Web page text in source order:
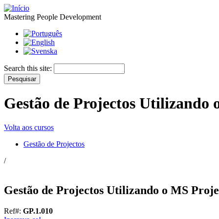
Mastering People Development
Search this site:
Gestão de Projectos Utilizando
Volta aos cursos
Gestão de Projectos
/
Gestão de Projectos Utilizando o MS
Ref#: GP.1.010